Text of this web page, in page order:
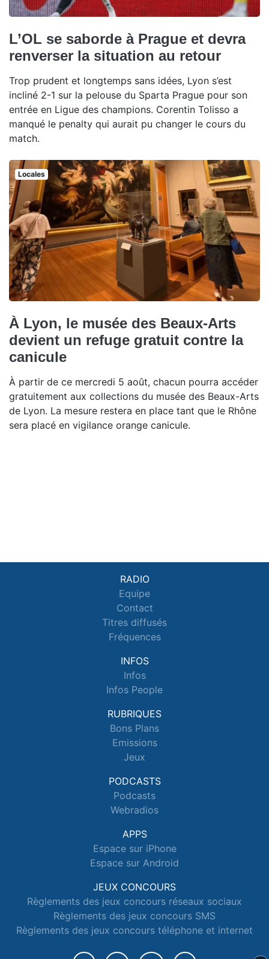
L’OL se saborde à Prague et devra
renverser la situation au retour
Trop prudent et longtemps sans idées, Lyon s’est
incliné 2-1 sur la pelouse du Sparta Prague pour son
entrée en Ligue des champions. Corentin Tolisso a
manqué le penalty qui aurait pu changer le cours du
match.
Locales
À Lyon, le musée des Beaux-Arts
devient un refuge gratuit contre la
canicule
À partir de ce mercredi 5 août, chacun pourra accéder
gratuitement aux collections du musée des Beaux-Arts
de Lyon. La mesure restera en place tant que le Rhône
sera placé en vigilance orange canicule.
RADIO
Equipe
Contact
Titres diffusés
Fréquences
INFOS
Infos
Infos People
RUBRIQUES
Bons Plans
Emissions
Jeux
PODCASTS
Podcasts
Webradios
APPS
Espace sur iPhone
Espace sur Android
JEUX CONCOURS
Règlements des jeux concours réseaux sociaux
Règlements des jeux concours SMS
Règlements des jeux concours téléphone et internet